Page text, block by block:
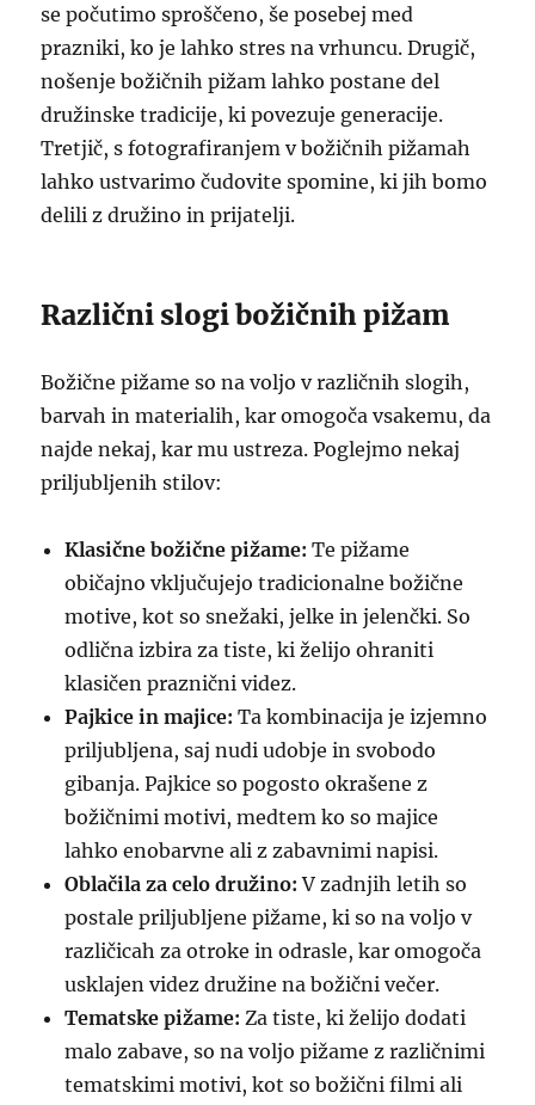
se počutimo sproščeno, še posebej med
prazniki, ko je lahko stres na vrhuncu. Drugič,
nošenje božičnih pižam lahko postane del
družinske tradicije, ki povezuje generacije.
Tretjič, s fotografiranjem v božičnih pižamah
lahko ustvarimo čudovite spomine, ki jih bomo
delili z družino in prijatelji.
Različni slogi božičnih pižam
Božične pižame so na voljo v različnih slogih,
barvah in materialih, kar omogoča vsakemu, da
najde nekaj, kar mu ustreza. Poglejmo nekaj
priljubljenih stilov:
Klasične božične pižame: Te pižame
običajno vključujejo tradicionalne božične
motive, kot so snežaki, jelke in jelenčki. So
odlična izbira za tiste, ki želijo ohraniti
klasičen praznični videz.
Pajkice in majice: Ta kombinacija je izjemno
priljubljena, saj nudi udobje in svobodo
gibanja. Pajkice so pogosto okrašene z
božičnimi motivi, medtem ko so majice
lahko enobarvne ali z zabavnimi napisi.
Oblačila za celo družino: V zadnjih letih so
postale priljubljene pižame, ki so na voljo v
različicah za otroke in odrasle, kar omogoča
usklajen videz družine na božični večer.
Tematske pižame: Za tiste, ki želijo dodati
malo zabave, so na voljo pižame z različnimi
tematskimi motivi, kot so božični filmi ali